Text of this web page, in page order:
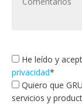
He leído y
privacidad*
Quiero que
servicios y